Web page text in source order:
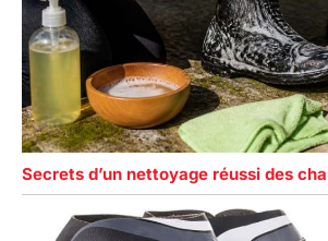
Secrets d’un nettoyage réussi des